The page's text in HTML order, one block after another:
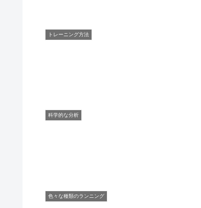
トレーニング方法
科学的な分析
色々な種類のランニング